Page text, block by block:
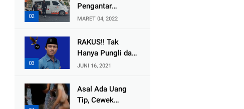
Pengantar
Jenazah Kepala
Mengalami
Kecelakaan
MARET 04, 2022
RAKUS!! Tak
Hanya Pungli dan
Dana Bedah
Diembat, ,
Perangkat Desa
JUNI 16, 2021
Asal Ada Uang
Tip, Cewek